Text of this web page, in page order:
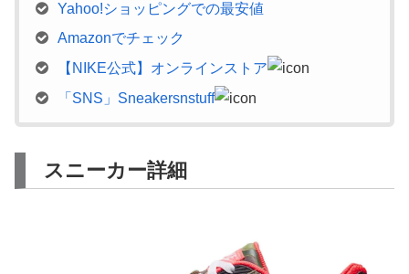
Yahoo!ショッピングでの最安値
Amazonでチェック
【NIKE公式】オンラインストア
「SNS」Sneakersnstuff
スニーカー詳細